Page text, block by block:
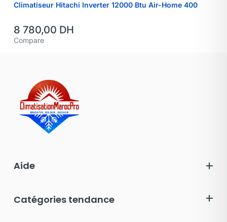
Climatiseur Hitachi Inverter 12000 Btu Air-Home 400
8 780,00 DH
Compare
Aide
Catégories tendance